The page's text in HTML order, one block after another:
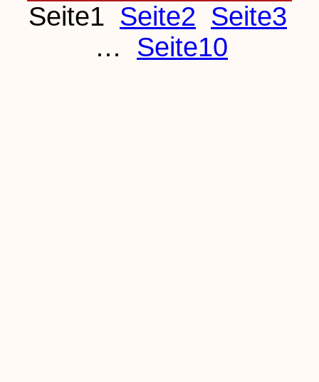
Seite1 Seite2 Seite3
…
Seite10